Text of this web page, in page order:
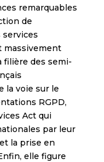
remarquables
de
massivement
filière des semi-
la voie sur le
RGPD,
Act qui
par leur
la prise en
elle figure